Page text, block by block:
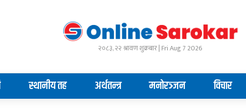
२०८३, २२ श्रावण शुक्रबार | Fri Aug 7 2026
स्थानीय तह अर्थतन्त्र मनोरञ्जन विचार